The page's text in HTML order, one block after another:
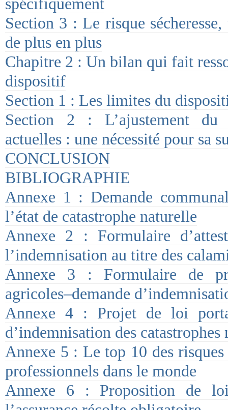
Section 3 : Le risque
de plus en plus
Chapitre 2 : Un bilan qui fait
dispositif
Section 1 : Les limites du
Section 2 : L’ajustement
actuelles : une nécessité pour sa
CONCLUSION
BIBLIOGRAPHIE
Annexe 1 : Demande
l’état de catastrophe naturelle
Annexe 2 : Formulaire
l’indemnisation au titre des
Annexe 3 : Formulaire de
agricoles–demande
Annexe 4 : Projet de loi
d’indemnisation des catastrophes
Annexe 5 : Le top 10 des
professionnels dans le monde
Annexe 6 : Proposition de